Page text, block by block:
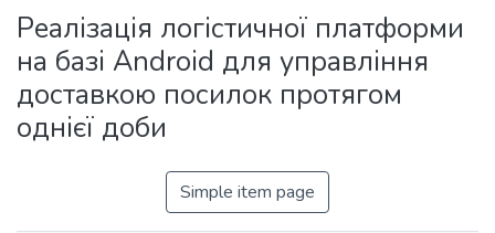
Statistics
Реалізація логістичної платформи
на базі Android для управління
доставкою посилок протягом
однієї доби
Simple item page